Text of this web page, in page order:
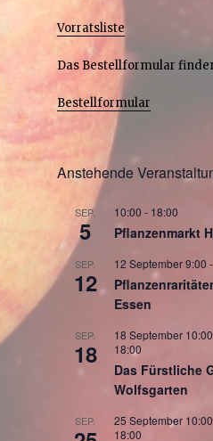
Vorratsliste
Das Bestellformular
Bestellformular
Anstehende
SEP.
5
10:00 - 18:00
Pflanzenmarkt
SEP.
12
12 September 9:00 -
Essen
SEP.
18
18 September 10:00
18:00
Das Fürstliche
Wolfsgarten
SEP. 25 September 10:00
18:00